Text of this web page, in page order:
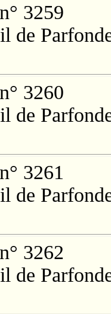
3259
de
3260
de
3261
de
3262
de